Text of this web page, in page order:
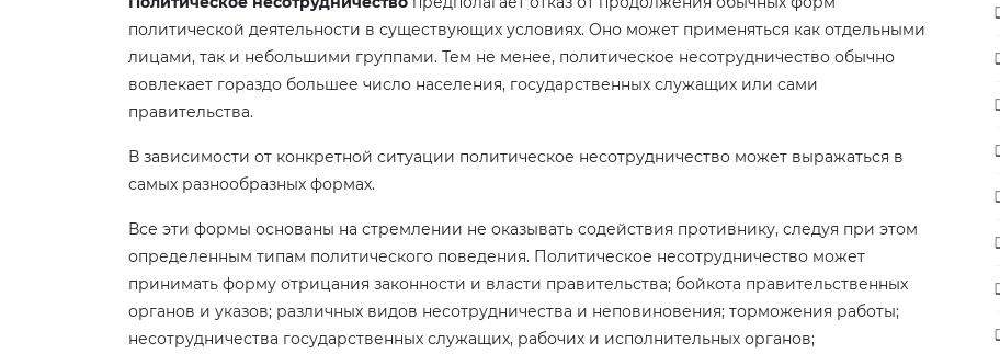
политической деятельности в существующих условиях. Оно может применяться как отдельными
лицами, так и небольшими группами. Тем не менее, политическое несотрудничество обычно
вовлекает гораздо большее число населения, государственных служащих или сами
правительства.
В зависимости от конкретной ситуации политическое несотрудничество может выражаться в
самых разнообразных формах.
Все эти формы основаны на стремлении не оказывать содействия противнику, следуя при этом
определенным типам политического поведения. Политическое несотрудничество может
принимать форму отрицания законности и власти правительства; бойкота правительственных
органов и указов; различных видов несотрудничества и неповиновения; торможения работы;
несотрудничества государственных служащих, рабочих и исполнительных органов;